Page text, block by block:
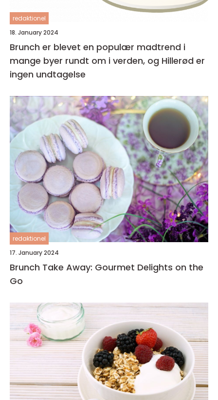
redaktionel
18. January 2024
Brunch er blevet en populær madtrend i
mange byer rundt om i verden, og Hillerød er
ingen undtagelse
redaktionel
17. January 2024
Brunch Take Away: Gourmet Delights on the
Go